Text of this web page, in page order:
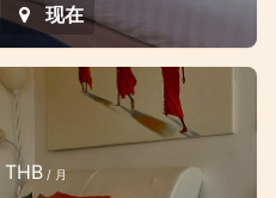
现在
THB / 月